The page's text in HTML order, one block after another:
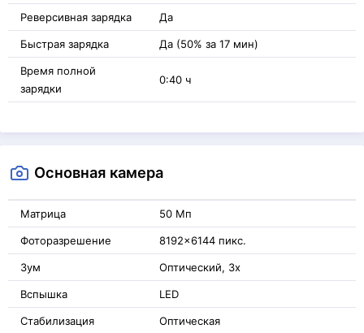
Реверсивная зарядка Да
Быстрая зарядка Да (50% за 17 мин)
Время полной
зарядки
0:40 ч
Основная камера
Матрица 50 Мп
Фоторазрешение 8192x6144 пикс.
Зум Оптический, 3x
Вспышка LED
Стабилизация Оптическая